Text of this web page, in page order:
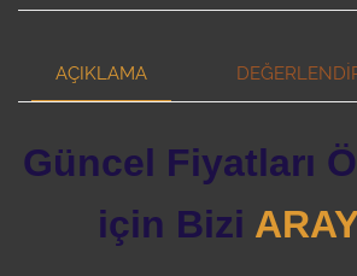
AÇIKLAMA
Güncel Fiyatları
için Bizi